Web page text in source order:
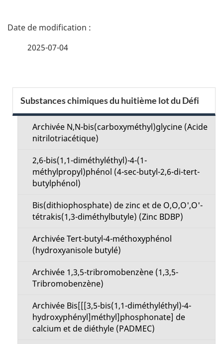
D
a
2025-07-04
e
Substances chimiques du huitième lot du Défi
Archivée N,N-bis(carboxyméthyl)glycine (Acide
nitrilotriacétique)
2,6-bis(1,1-diméthyléthyl)-4-(1-
méthylpropyl)phénol (4-sec-butyl-2,6-di-tert-
butylphénol)
Bis(dithiophosphate) de zinc et de O,O,O',O'-
tétrakis(1,3-diméthylbutyle) (Zinc BDBP)
Archivée Tert-butyl-4-méthoxyphénol
(hydroxyanisole butylé)
Archivée 1,3,5-tribromobenzène (1,3,5-
Tribromobenzène)
Archivée Bis[[[3,5-bis(1,1-diméthyléthyl)-4-
hydroxyphényl]méthyl]phosphonate] de
calcium et de diéthyle (PADMEC)